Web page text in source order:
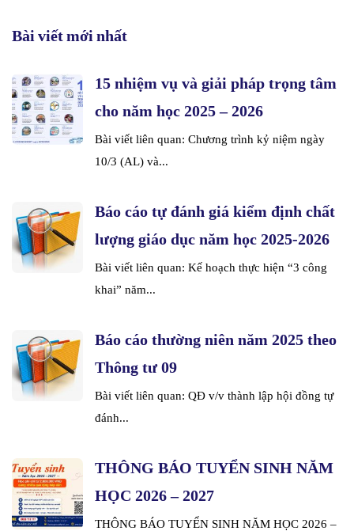
Bài viết mới nhất
15 nhiệm vụ và giải pháp trọng tâm
cho năm học 2025 – 2026
Bài viết liên quan: Chương trình kỷ niệm ngày
10/3 (AL) và...
Báo cáo tự đánh giá kiểm định chất
lượng giáo dục năm học 2025-2026
Bài viết liên quan: Kế hoạch thực hiện “3 công
khai” năm...
Báo cáo thường niên năm 2025 theo
Thông tư 09
Bài viết liên quan: QĐ v/v thành lập hội đồng tự
đánh...
THÔNG BÁO TUYỂN SINH NĂM
HỌC 2026 – 2027
THÔNG BÁO TUYỂN SINH NĂM HỌC 2026 –